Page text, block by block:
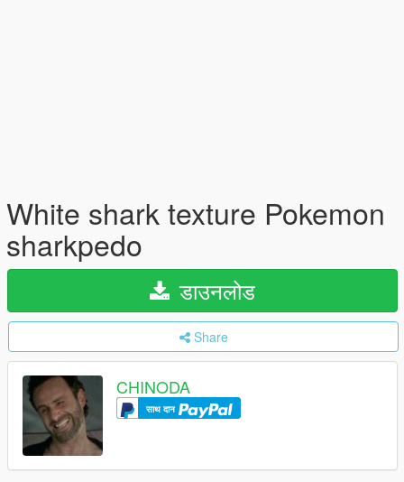
White shark texture Pokemon
sharkpedo
डाउनलोड
Share
CHINODA
साथ दान